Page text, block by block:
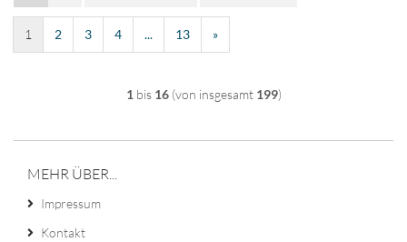
1 2 3 4 ... 13 »
1 bis 16(von insgesamt 199)
MEHR ÜBER...
Impressum
Kontakt